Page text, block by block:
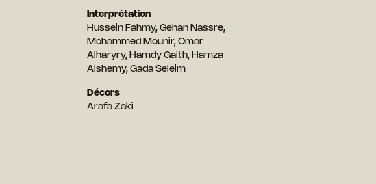
Interprétation
Hussein Fahmy, Gehan Nassre,
Mohammed Mounir, Omar
Alharyry, Hamdy Gaith, Hamza
Alshemy, Gada Seleim
Décors
Arafa Zaki